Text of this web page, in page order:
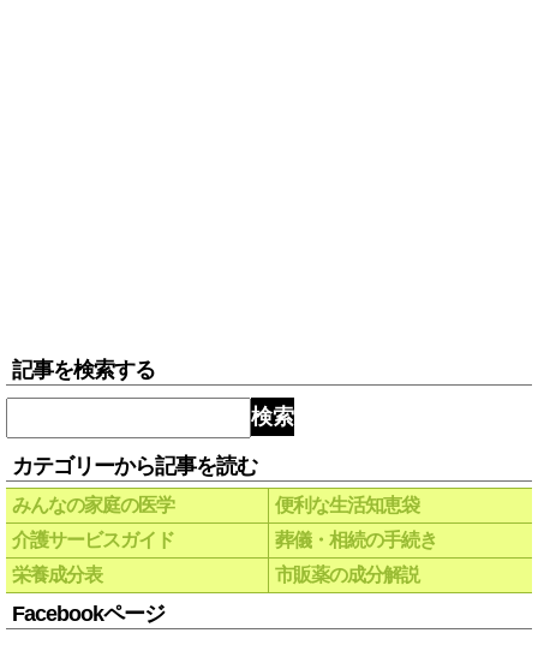
記事を検索する
検索
カテゴリーから記事を読む
みんなの家庭の医学
便利な生活知恵袋
介護サービスガイド
葬儀・相続の手続き
栄養成分表
市販薬の成分解説
Facebookページ